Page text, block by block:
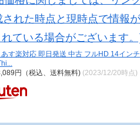
す楽対応 即日発送 中古 フルHD 14インチ
円（税込、送料無料) (2023/12/20時点)